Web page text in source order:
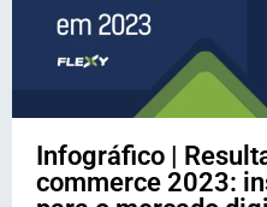
Infográfico |
commerce 2023: